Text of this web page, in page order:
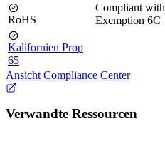
RoHS
Compliant with
Exemption 6C
Kalifornien Prop
65
Ansicht Compliance Center
Verwandte Ressourcen